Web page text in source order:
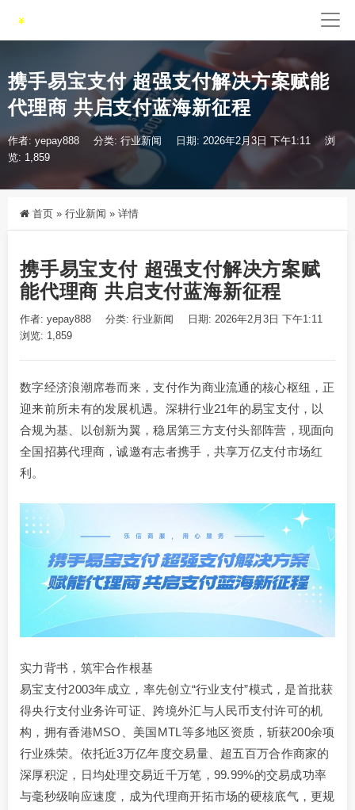
携手易宝支付 超强支付解决方案赋能
代理商 共启支付蓝海新征程
作者: yepay888 分类: 行业新闻 日期: 2026年2月3日 下午1:11
浏
览: 1,859
首页 » 行业新闻 » 详情
携手易宝支付 超强支付解决方案赋
能代理商 共启支付蓝海新征程
作者: yepay888 分类: 行业新闻
日期: 2026年2月3日 下午1:11
浏览: 1,859
数字经济浪潮席卷而来，支付作为商业流通的核心枢纽，正
迎来前所未有的发展机遇。深耕行业21年的易宝支付，以
合规为基、以创新为翼，稳居第三方支付头部阵营，现面向
全国招募代理商，诚邀有志者携手，共享万亿支付市场红
利。
实力背书，筑牢合作根基
易宝支付2003年成立，率先创立“行业支付”模式，是首批获
得央行支付业务许可证、跨境外汇与人民币支付许可的机
构，拥有香港MSO、美国MTL等多地区资质，斩获200余项
行业殊荣。依托近3万亿年度交易量、超五百万合作商家的
深厚积淀，日均处理交易近千万笔，99.99%的交易成功率
与毫秒级响应速度，成为代理商开拓市场的硬核底气，更规